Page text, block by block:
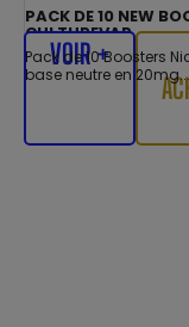
PACK DE 10 NEW
CULTUREVAP
Pack de 10 Boosters
base neutre en 20mg...
VOIR +